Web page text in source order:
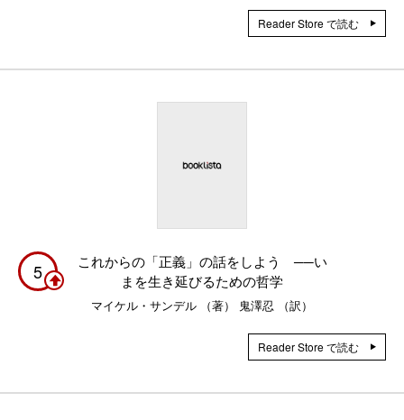
Reader Store で読む
5
これからの「正義」の話をしよう ──い
まを生き延びるための哲学
マイケル・サンデル （著） 鬼澤忍 （訳）
Reader Store で読む